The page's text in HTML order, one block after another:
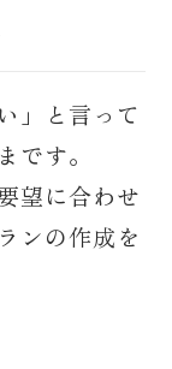
」と言って
です。
望に合わせ
ンの作成を